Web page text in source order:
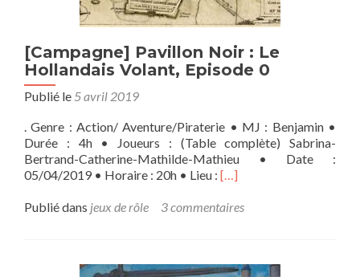
[Campagne] Pavillon Noir : Le
Hollandais Volant, Episode 0
Publié le 5 avril 2019
. Genre : Action/ Aventure/Piraterie • MJ : Benjamin •
Durée : 4h • Joueurs : (Table complète) Sabrina-
Bertrand-Catherine-Mathilde-Mathieu • Date :
05/04/2019 • Horaire : 20h • Lieu : En
plus
:
[…]
Publié dans jeux de rôle 3 commentaires